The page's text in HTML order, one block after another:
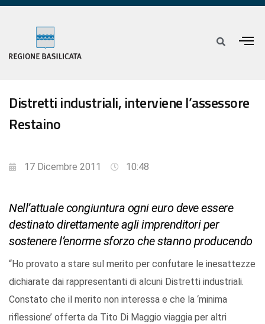
Distretti industriali, interviene l’assessore
Restaino
17 Dicembre 2011 10:48
Nell’attuale congiuntura ogni euro deve essere
destinato direttamente agli imprenditori per
sostenere l’enorme sforzo che stanno producendo
“Ho provato a stare sul merito per confutare le inesattezze
dichiarate dai rappresentanti di alcuni Distretti industriali.
Constato che il merito non interessa e che la ‘minima
riflessione’ offerta da Tito Di Maggio viaggia per altri